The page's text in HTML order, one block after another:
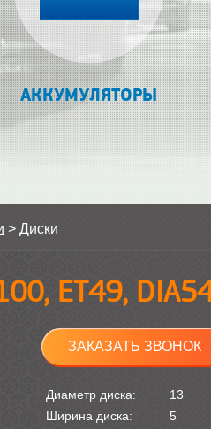
АККУМУЛЯТОРЫ
> Диски
ET49,
ЗАКАЗАТЬ ЗВОНОК
Диаметр диска:
13
Ширина диска:
5